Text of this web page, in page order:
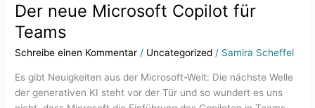
Der neue Microsoft Copilot für
Teams
Schreibe einen Kommentar / Uncategorized / Samira Scheffel
Es gibt Neuigkeiten aus der Microsoft-Welt: Die nächste Welle
der generativen KI steht vor der Tür und so wundert es uns
Microsoft
Copilot
für
Teams